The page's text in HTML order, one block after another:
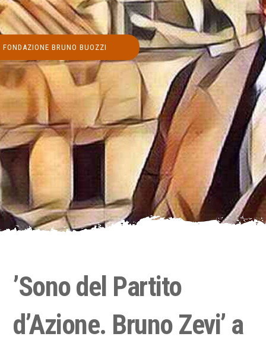
FONDAZIONE BRUNO BUOZZI
’Sono del Partito
d’Azione. Bruno Zevi’ a